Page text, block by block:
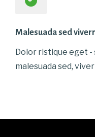
Malesuada sed
Dolor ristique eget -
malesuada sed,